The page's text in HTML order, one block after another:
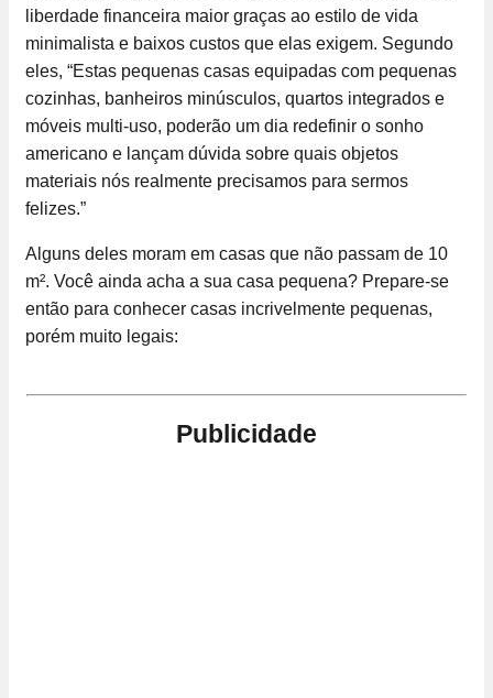
liberdade financeira maior graças ao estilo de vida
minimalista e baixos custos que elas exigem. Segundo
eles, “Estas pequenas casas equipadas com pequenas
cozinhas, banheiros minúsculos, quartos integrados e
móveis multi-uso, poderão um dia redefinir o sonho
americano e lançam dúvida sobre quais objetos
materiais nós realmente precisamos para sermos
felizes.”
Alguns deles moram em casas que não passam de 10
m². Você ainda acha a sua casa pequena? Prepare-se
então para conhecer casas incrivelmente pequenas,
porém muito legais:
Publicidade